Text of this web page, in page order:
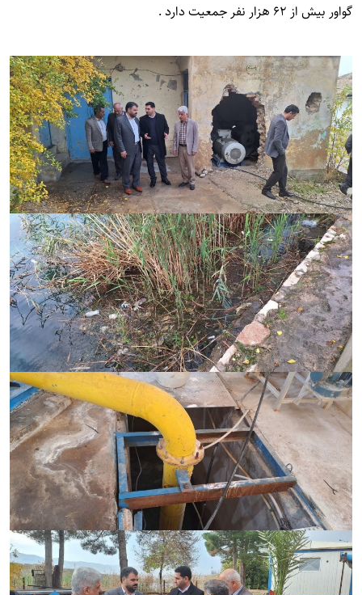
گواور بیش از 62 هزار نفر جمعیت دارد .